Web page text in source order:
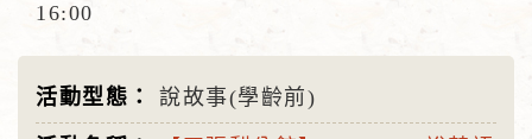
16:00
說故事(學齡前)